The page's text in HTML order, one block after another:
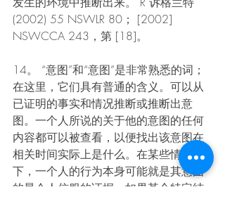
(2002) 55 NSWLR 80； [2002]
NSWCCA 243，第 [18]。
14。 “意图”和“意图”是非常熟悉的词；
在这里，它们具有普通的含义。可以从
已证明的事实和情况推断或推断出意
图。一个人所说的关于他的意图的任何
内容都可以被查看，以便找出该意图在
相关时间实际上是什么。在某些情况
下，一个人的行为本身可能就是其意图
的最令人信服的证据。如果某个特定结